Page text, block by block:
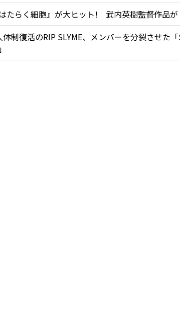
はたらく細胞』が大ヒット! 武内英樹監督作品
体制復活のRIP SLYME、メンバーを分裂させた